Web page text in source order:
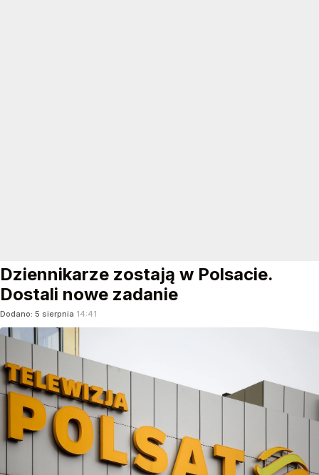
Dziennikarze zostają w Polsacie.
Dostali nowe zadanie
Dodano: 5 sierpnia 14:41